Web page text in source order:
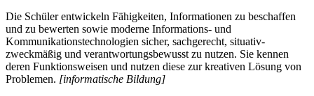
Die Schüler entwickeln Fähigkeiten, Informationen zu beschaffen
und zu bewerten sowie moderne Informations- und
Kommunikationstechnologien sicher, sachgerecht, situativ-
zweckmäßig und verantwortungsbewusst zu nutzen. Sie kennen
deren Funktionsweisen und nutzen diese zur kreativen Lösung von
Problemen. [informatische Bildung]